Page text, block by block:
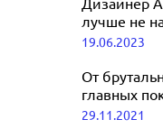
лучше не
19.06.2023
От
главных
29.11.2021